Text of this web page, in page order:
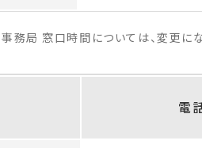
務局 窓口時間については、変更に
電